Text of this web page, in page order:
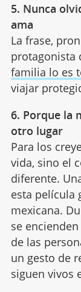
5. Nunca
ama
La frase,
protagonista
familia lo es
viajar
6. Porque la
otro lugar
Para los
vida, sino el
diferente.
esta película
mexicana.
se
de las
un gesto de
siguen vivos